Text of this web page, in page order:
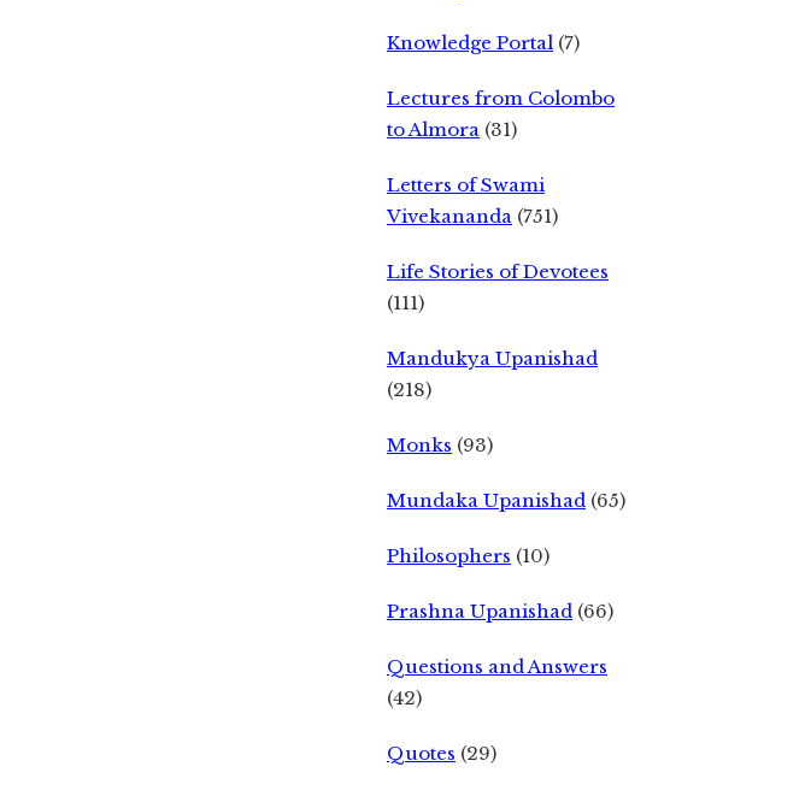
Knowledge Portal (7)
Lectures from Colombo
to Almora (31)
Letters of Swami
Vivekananda (751)
Life Stories of Devotees
(111)
Mandukya Upanishad
(218)
Monks (93)
Mundaka Upanishad (65)
Philosophers (10)
Prashna Upanishad (66)
Questions and Answers
(42)
Quotes (29)